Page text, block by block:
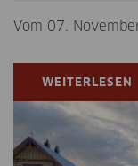
Vom 07.
WEITERLESEN